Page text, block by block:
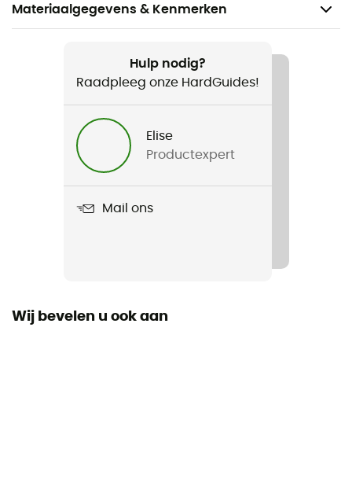
Materiaalgegevens & Kenmerken
Klimmen / Bergbeklimmen
Cordelette 7 mm - 10 packs de 4 m
Hulp nodig?
Raadpleeg onze HardGuides!
Elise
Productexpert
Mail ons
Wij bevelen u ook aan